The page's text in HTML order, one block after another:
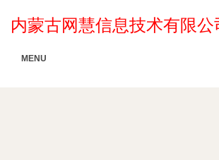
内蒙古网慧信息技术有限公
MENU